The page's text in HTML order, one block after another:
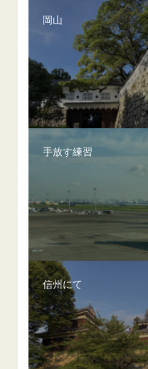
岡山
手放す練習
信州にて